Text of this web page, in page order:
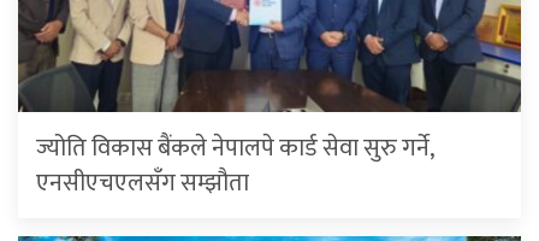
ज्योति विकास बैंकले नेपालपे कार्ड सेवा सुरु गर्ने,
एनसीएचएलसँग सम्झौता